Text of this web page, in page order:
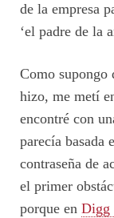
de la empresa
‘el padre de la
Como supongo
hizo, me metí
encontré con
parecía basada
contraseña de
el primer
porque en Digg